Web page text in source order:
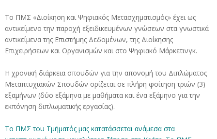
Tο ΠΜΣ «Διοίκηση και Ψηφιακός Μετασχηματισμός» έχει ως
αντικείμενο την παροχή εξειδικευμένων γνώσεων στα γνωστικά
αντικείμενα της Επιστήμης Δεδομένων, της Διοίκησης
Επιχειρήσεων και Οργανισμών και στο Ψηφιακό Μάρκετινγκ.
Η χρονική διάρκεια σπουδών για την απονομή του Διπλώματος
Μεταπτυχιακών Σπουδών ορίζεται σε πλήρη φοίτηση τριών (3)
εξαμήνων (δύο εξάμηνα με μαθήματα και ένα εξάμηνο για την
εκπόνηση διπλωματικής εργασίας).
Το ΠΜΣ του Τμήματός μας κατατάσσεται ανάμεσα στα